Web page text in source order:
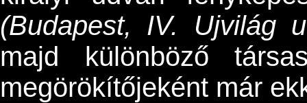
(Budapest, IV. Ujvilág
majd különböző
megörökítőjeként már